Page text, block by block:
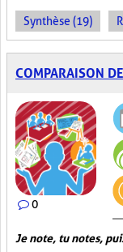
Synthèse (19)
COMPARAISON
0
Je note, tu notes,